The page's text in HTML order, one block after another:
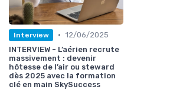
Interview • 12/06/2025
INTERVIEW - L’aérien recrute
massivement : devenir
hôtesse de l’air ou steward
dès 2025 avec la formation
clé en main SkySuccess